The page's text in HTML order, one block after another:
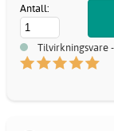
Antall:
Tilvirkningsvare